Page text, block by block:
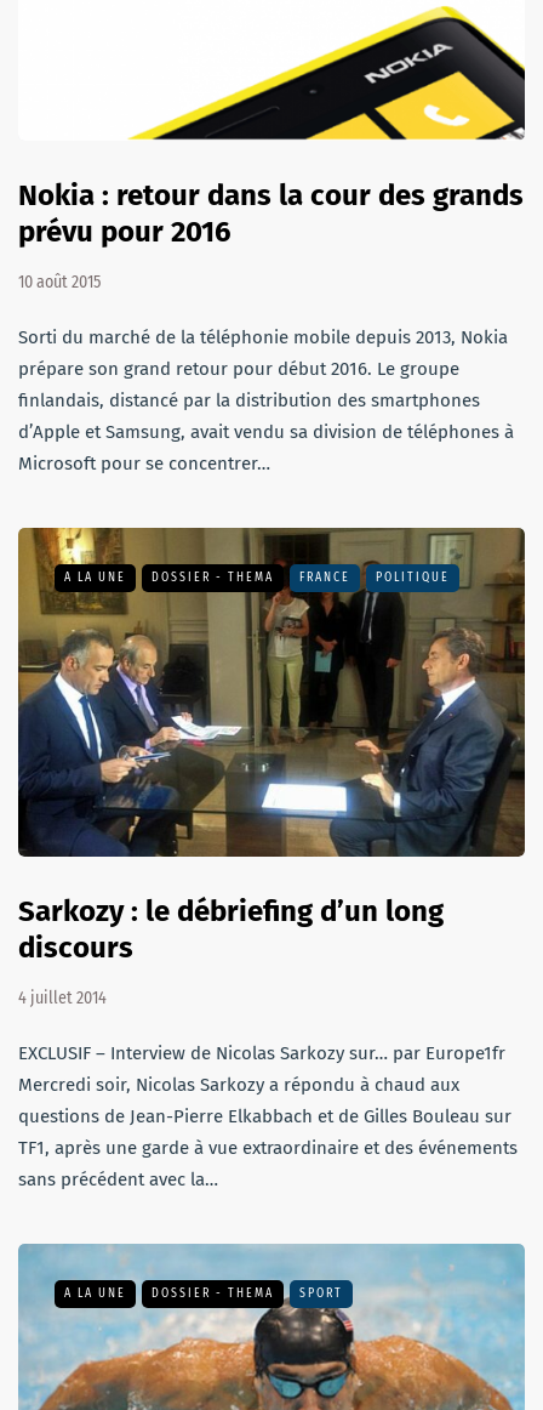
Nokia : retour dans la cour des grands
prévu pour 2016
10 août 2015
Sorti du marché de la téléphonie mobile depuis 2013, Nokia
prépare son grand retour pour début 2016. Le groupe
finlandais, distancé par la distribution des smartphones
d’Apple et Samsung, avait vendu sa division de téléphones à
Microsoft pour se concentrer…
A LA UNE DOSSIER - THEMA FRANCE POLITIQUE
Sarkozy : le débriefing d’un long
discours
4 juillet 2014
EXCLUSIF – Interview de Nicolas Sarkozy sur… par Europe1fr
Mercredi soir, Nicolas Sarkozy a répondu à chaud aux
questions de Jean-Pierre Elkabbach et de Gilles Bouleau sur
TF1, après une garde à vue extraordinaire et des événements
sans précédent avec la…
A LA UNE DOSSIER - THEMA SPORT